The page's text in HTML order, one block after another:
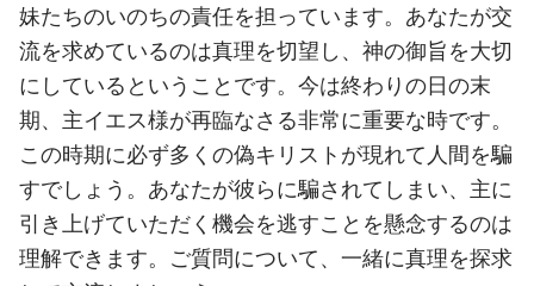
妹たちのいのちの責任を担っています。あなたが交
流を求めているのは真理を切望し、神の御旨を大切
にしているということです。今は終わりの日の末
期、主イエス様が再臨なさる非常に重要な時です。
この時期に必ず多くの偽キリストが現れて人間を騙
すでしょう。あなたが彼らに騙されてしまい、主に
引き上げていただく機会を逃すことを懸念するのは
理解できます。ご質問について、一緒に真理を探求